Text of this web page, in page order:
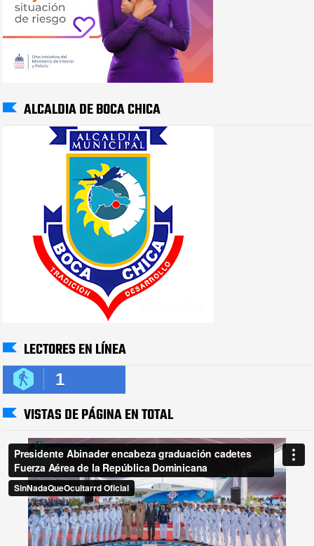
ALCALDIA DE BOCA CHICA
LECTORES EN LÍNEA
1
VISTAS DE PÁGINA EN TOTAL